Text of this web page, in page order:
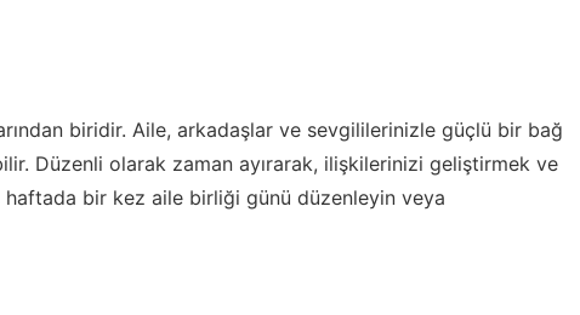
biridir. Aile, arkadaşlar ve sevgililerinizle güçlü bir bağ
Düzenli olarak zaman ayırarak, ilişkilerinizi geliştirmek ve
haftada bir kez aile birliği günü düzenleyin veya